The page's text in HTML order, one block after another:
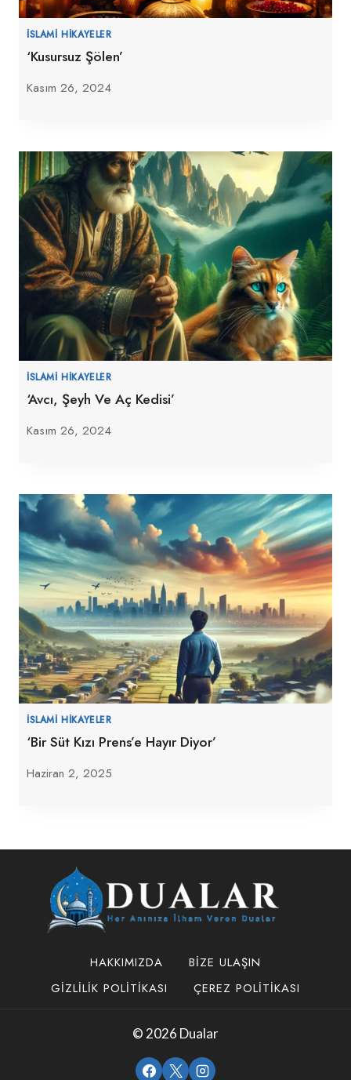
İSLAMI HIKAYELER
‘Kusursuz Şölen’
Kasım 26, 2024
İSLAMI HIKAYELER
‘Avcı, Şeyh Ve Aç Kedisi’
Kasım 26, 2024
İSLAMI HIKAYELER
‘Bir Süt Kızı Prens’e Hayır Diyor’
Haziran 2, 2025
HAKKIMIZDA
BIZE ULAŞIN
GIZLILIK POLITIKASI
ÇEREZ POLITIKASI
© 2026 Dualar